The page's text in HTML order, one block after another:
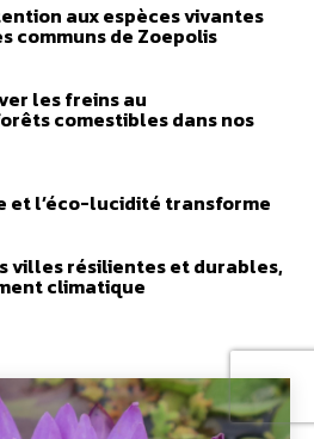
aux espèces vivantes
communs de Zoepolis
les freins au
comestibles dans nos
et l’éco-lucidité transforme
villes résilientes et durables,
climatique